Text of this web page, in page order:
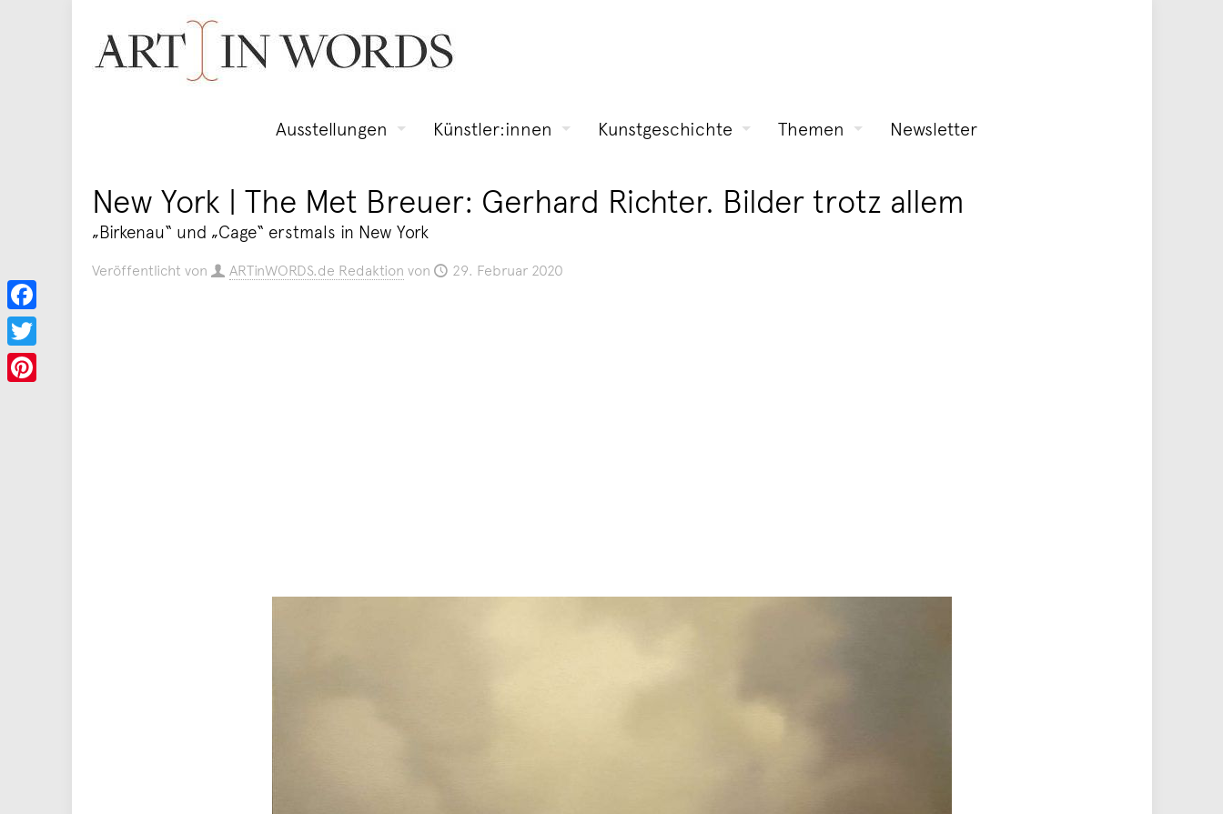
Ausstellungen Künstler:innen Kunstgeschichte Themen Newsletter
New York | The Met Breuer: Gerhard Richter. Bilder trotz allem
„Birkenau“ und „Cage“ erstmals in New York
Veröffentlicht von ARTinWORDS.de Redaktion von 29. Februar 2020
Facebook
Twitter